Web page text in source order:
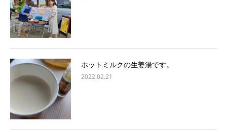
ホットミルクの生姜湯です。
2022.02.21